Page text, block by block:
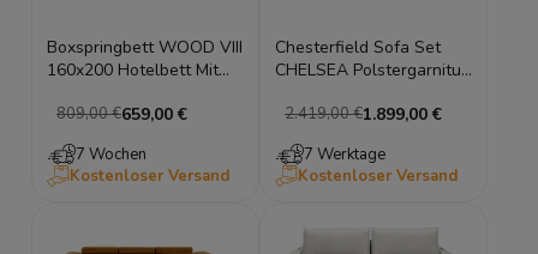
Boxspringbett WOOD VIII
160x200 Hotelbett Mit
Kontinentales Bett Eiche
659,00 €
809,00 €
7 Wochen
Kostenloser Versand
Chesterfield Sofa Set
CHELSEA Polstergarnitur
1.899,00 €
2.419,00 €
7 Werktage
Kostenloser Versand